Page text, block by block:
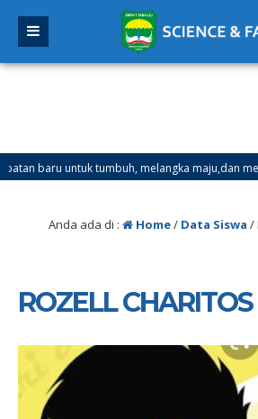
baru untuk tumbuh, melangka maju,dan
Ganjil Mulai Tanggal 21 Desember 2025 sd
Anda ada di : Home/ Data Siswa /
ROZELL CHARITOS